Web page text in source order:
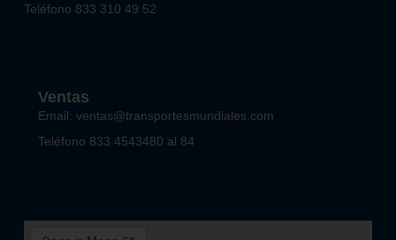
Teléfono 833 310 49 52
Ventas
Email: ventas@transportesmundiales.com
Teléfono 833 4543480 al 84